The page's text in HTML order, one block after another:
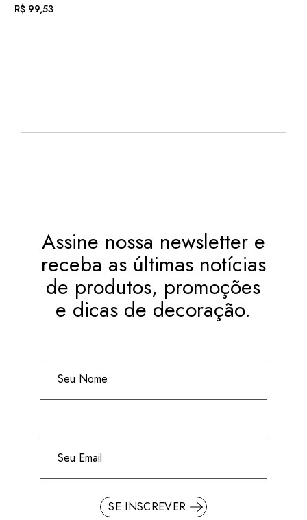
R$ 99,53
Assine nossa newsletter e
receba as últimas notícias
de produtos, promoções
e dicas de decoração.
SE INSCREVER